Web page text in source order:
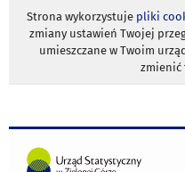
Strona wykorzystuje pliki
zmiany ustawień Twojej
umieszczane w Twoim
zmienić